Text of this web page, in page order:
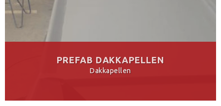
PREFAB DAKKAPELLEN
Dakkapellen